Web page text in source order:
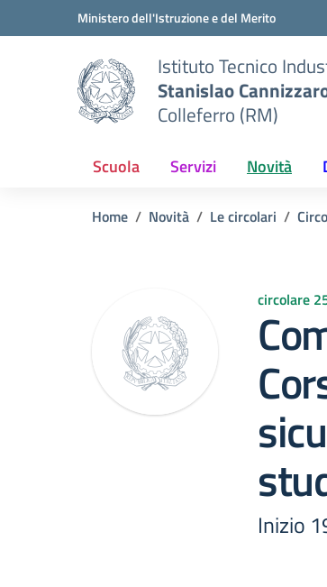
Vai ai contenuti
Vai al menu di navigazioneMinistero dell'Istruzione e del Merito
Istituto Tecnico
Stanislao
Colleferro (RM)
Scuola Servizi Novità
Home Novità Le circolari
circolare
Inizio